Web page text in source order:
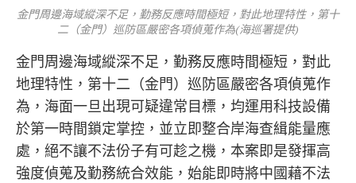
金門周邊海域縱深不足，勤務反應時間極短，對此地理特性，第十
二（金門）巡防區嚴密各項偵蒐作為(海巡署提供)
金門周邊海域縱深不足，勤務反應時間極短，對此
地理特性，第十二（金門）巡防區嚴密各項偵蒐作
為，海面一旦出現可疑違常目標，均運用科技設備
於第一時間鎖定掌控，並立即整合岸海查緝能量應
處，絕不讓不法份子有可趁之機，本案即是發揮高
強度偵蒐及勤務統合效能，始能即時將中國藉不法